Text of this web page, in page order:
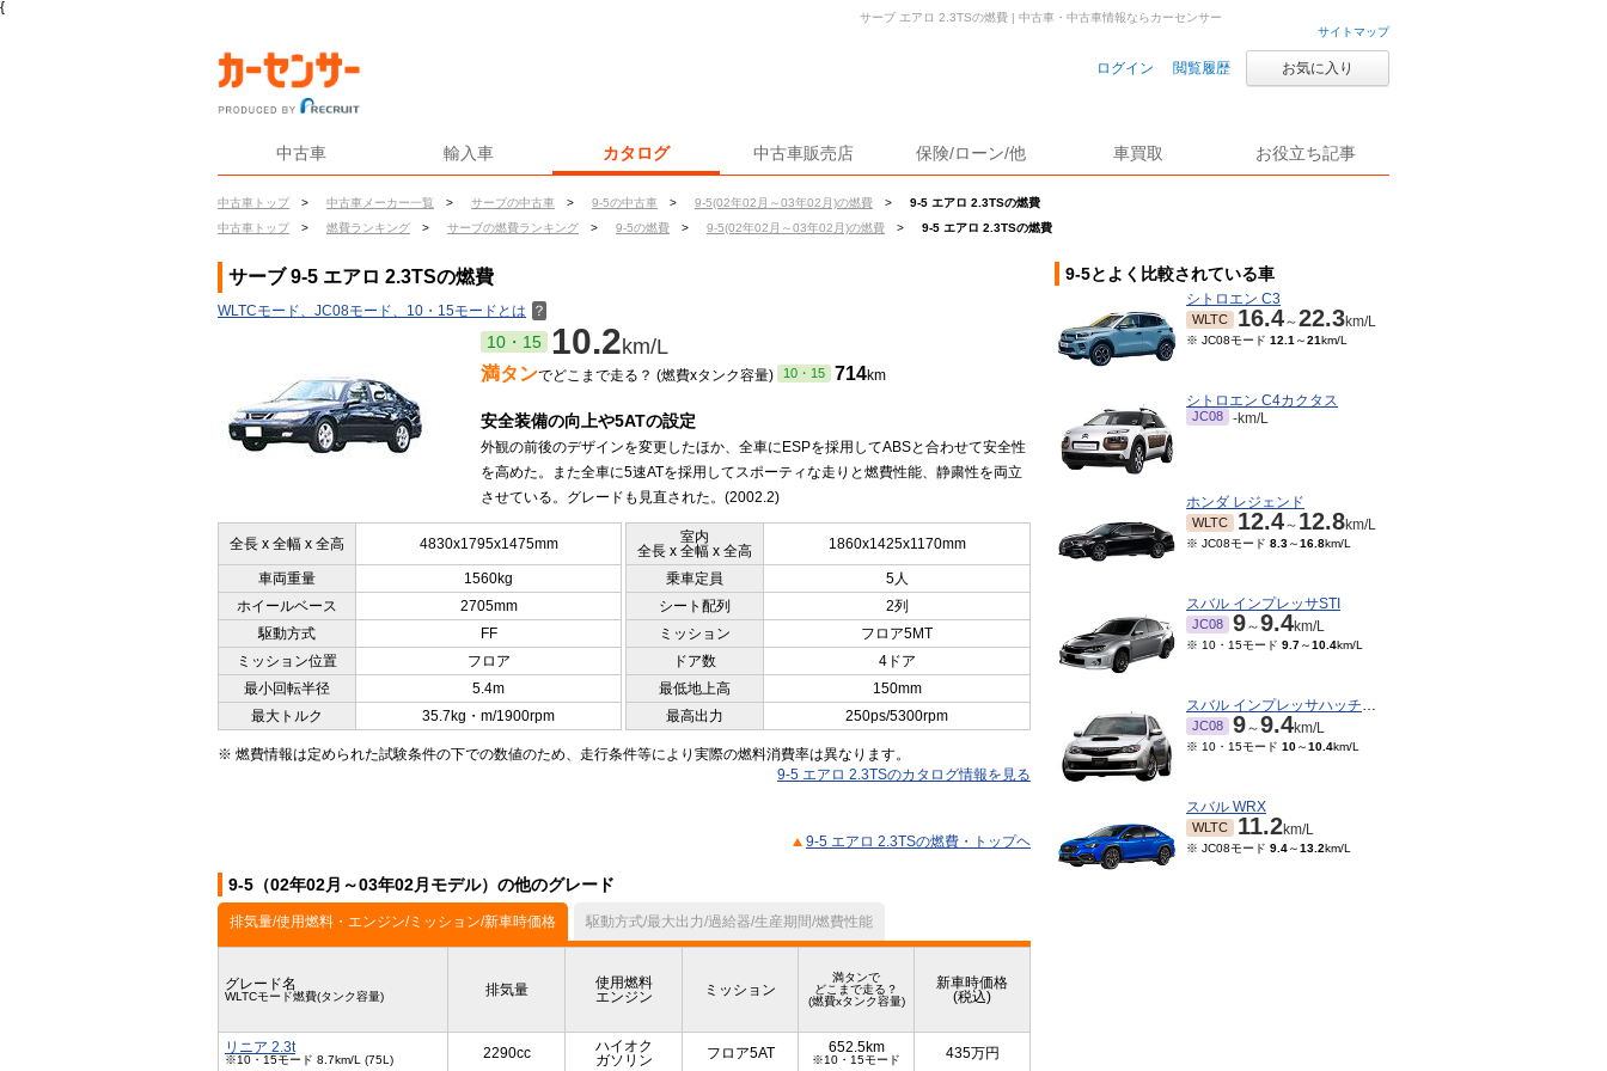
{
サイトマップ
ログイン 閲覧履歴 お気に入り
中古車 輸入車 カタログ 中古車販売店 保険/ローン/他 車買取 お役立ち記事
中古車トップ > 中古車メーカー一覧 > サーブの中古車 > 9-5の中古車 > 9-5(02年02月～03年02月)の燃費 >
9-5 エアロ 2.3TSの燃費
中古車トップ
> 燃費ランキング > サーブの燃費ランキング > 9-5の燃費 > 9-5(02年02月～03年02月)の燃費 > 9-5 エアロ 2.3TSの燃費
サーブ エアロ 2.3TSの燃費 | 中古車・中古車情報ならカーセンサー
サーブ 9-5 エアロ 2.3TSの燃費
WLTCモード、JC08モード、10・15モードとは ？
10・15 10.2km/L
満タンでどこまで走る？ (燃費xタンク容量) 10・15 714km
安全装備の向上や5ATの設定
外観の前後のデザインを変更したほか、全車にESPを採用してABSと合わせて安全性
を高めた。また全車に5速ATを採用してスポーティな走りと燃費性能、静粛性を両立
させている。グレードも見直された。(2002.2)
全長 x 全幅 x 全高 4830x1795x1475mm
室内
全長 x 全幅 x 全高
1860x1425x1170mm
車両重量 1560kg 乗車定員
5人
ホイールベース
2705mm シート配列
2列
駆動方式
FF ミッション
フロア5MT
ミッション位置
フロア ドア数
4ドア
最小回転半径
5.4m 最低地上高
150mm
最大トルク
35.7kg・m/1900rpm 最高出力 250ps/5300rpm
※ 燃費情報は定められた試験条件の下での数値のため、走行条件等により実際の燃料消費率は異なります。
9-5 エアロ 2.3TSのカタログ情報を見る
9-5 エアロ 2.3TSの燃費・トップヘ
9-5（02年02月～03年02月モデル）の他のグレード
排気量/使用燃料・エンジン/ミッション/新車時価格 駆動方式/最大出力/過給器/生産期間/燃費性能
グレード名
WLTCモード燃費(タンク容量) 排気量
使用燃料
エンジン
ミッション
満タンで
どこまで走る？
(燃費xタンク容量)
新車時価格
(税込)
リニア 2.3t
※10・15モード 8.7km/L (75L) 2290cc
ハイオク
ガソリン
フロア5AT 652.5km
※10・15モード 435万円
9-5とよく比較されている車
シトロエン C3
WLTC 16.4～22.3km/L
※ JC08モード 12.1 ～21km/L
シトロエン C4カクタス
JC08 -km/L
ホンダ レジェンド
WLTC 12.4～ 12.8km/L
※ JC08モード 8.3～16.8km/L
スバル インプレッサSTI
JC08 9～9.4km/L
※ 10・15モード 9.7～10.4km/L
スバル インプレッサハッチバックSTI
JC08 9～9.4km/L
※ 10・15モード 10～10.4km/L
スバル WRX
WLTC 11.2km/L
※ JC08モード 9.4～13.2km/L